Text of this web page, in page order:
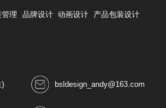
理 品牌设计 动画设计 产品包装设计
) bsldesign_andy@163.com